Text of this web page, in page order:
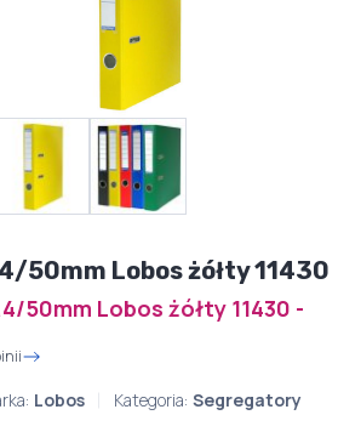
50mm Lobos żółty 11430
50mm Lobos żółty 11430 -
Lobos Kategoria: Segregatory